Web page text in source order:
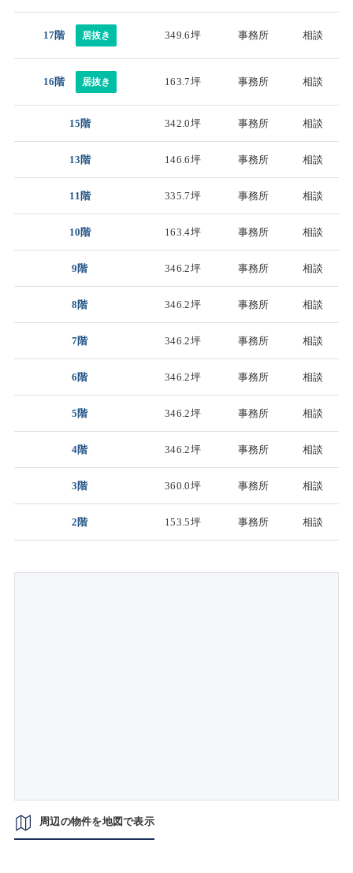
17階 居抜き 349.6坪 事務所 相談
16階 居抜き 163.7坪 事務所 相談
15階 342.0坪 事務所 相談
13階 146.6坪 事務所 相談
11階 335.7坪 事務所 相談
10階 163.4坪 事務所 相談
9階 346.2坪 事務所 相談
8階 346.2坪 事務所 相談
7階 346.2坪 事務所 相談
6階 346.2坪 事務所 相談
5階 346.2坪 事務所 相談
4階 346.2坪 事務所 相談
3階 360.0坪 事務所 相談
2階 153.5坪 事務所 相談
周辺の物件を地図で表示